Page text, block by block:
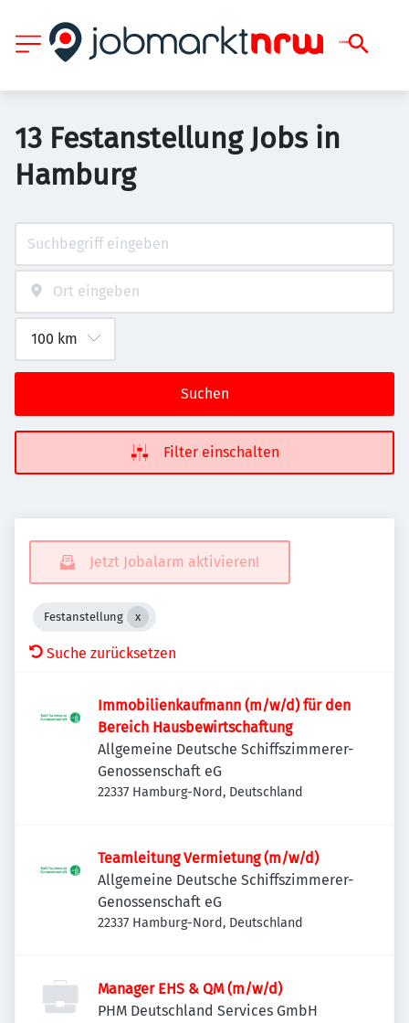
13 Festanstellung Jobs in
Hamburg
Suchen
Filter einschalten
Jetzt Jobalarm aktivieren!
Festanstellung
Suche zurücksetzen
Immobilienkaufmann (m/w/d) für den
Bereich Hausbewirtschaftung
Allgemeine Deutsche Schiffszimmerer-
Genossenschaft eG
22337 Hamburg-Nord, Deutschland
Teamleitung Vermietung (m/w/d)
Allgemeine Deutsche Schiffszimmerer-
Genossenschaft eG
22337 Hamburg-Nord, Deutschland
Manager EHS & QM (m/w/d)
PHM Deutschland Services GmbH